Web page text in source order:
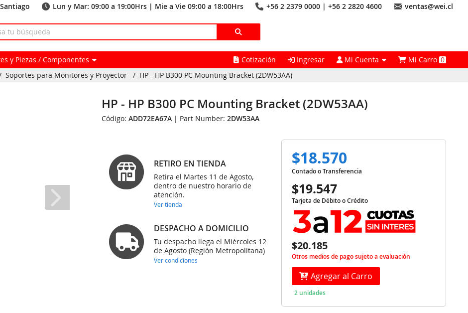
Lun y Mar: 09:00 a 19:00Hrs | Mie a Vie 09:00 a 18:00Hrs +56 2 2379 0000 | +56 2 2820 4600 ventas@wei.cl
y Piezas / Componentes Cotización Ingresar Mi Cuenta Mi Carro0
Soportes para Monitores y Proyector / HP - HP B300 PC Mounting Bracket (2DW53AA)
HP - HP B300 PC Mounting Bracket (2DW53AA)
Código:ADD72EA67A | Part Number:2DW53AA
RETIRO EN TIENDA
Retira el Martes 11 de Agosto,
dentro de nuestro horario de
atención.
Ver tienda
DESPACHO A DOMICILIO
Tu despacho llega el Miércoles 12
de Agosto (Región Metropolitana)
Ver condiciones
$18.570
Contado o Transferencia
$19.547
Tarjeta de Débito o Crédito
$20.185
Otros medios de pago sujeto a evaluación
Agregar al Carro
2 unidades